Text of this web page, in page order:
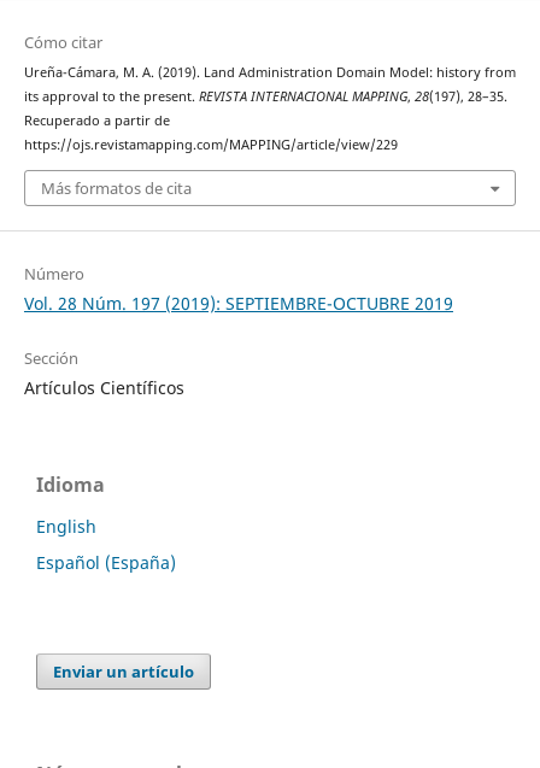
Cómo citar
Ureña-Cámara, M. A. (2019). Land Administration Domain Model: history from
its approval to the present. REVISTA INTERNACIONAL MAPPING, 28(197), 28–35.
Recuperado a partir de
https://ojs.revistamapping.com/MAPPING/article/view/229
Más formatos de cita
Número
Vol. 28 Núm. 197 (2019): SEPTIEMBRE-OCTUBRE 2019
Sección
Artículos Científicos
Idioma
English
Español (España)
Enviar un artículo